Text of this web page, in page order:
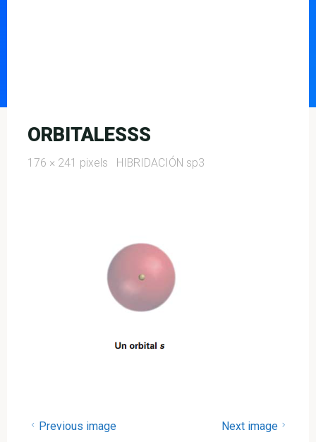
ORBITALESSS
Full
176 × 241 pixels HIBRIDACIÓN sp3
Previous image Next image